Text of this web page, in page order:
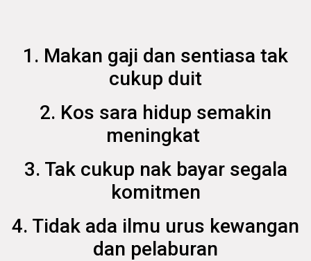
1. Makan gaji dan sentiasa tak
cukup duit
2. Kos sara hidup semakin
meningkat
3. Tak cukup nak bayar segala
komitmen
4. Tidak ada ilmu urus kewangan
dan pelaburan